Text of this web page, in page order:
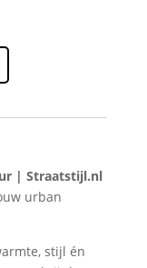
| Straatstijl.nl
urban
stijl én